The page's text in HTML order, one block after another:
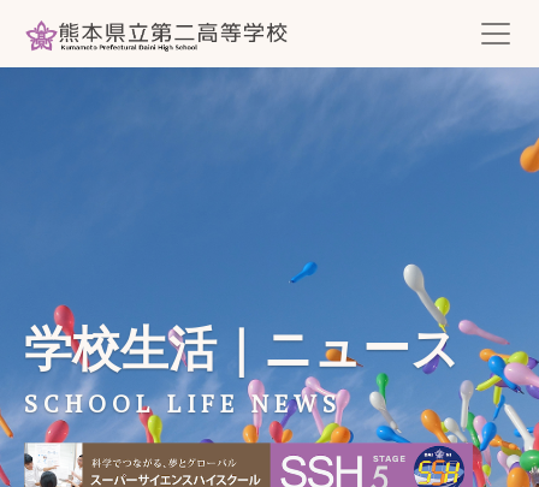
学校生活｜ニュース
SCHOOL LIFE NEWS